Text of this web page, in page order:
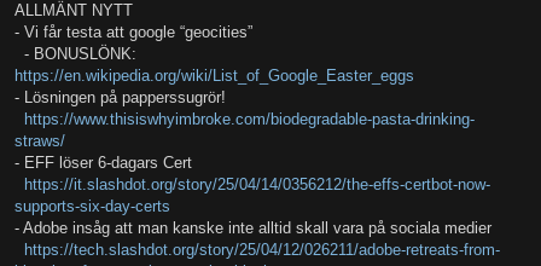
ALLMÄNT NYTT
- Vi får testa att google “geocities”
- BONUSLÖNK:
https://en.wikipedia.org/wiki/List_of_Google_Easter_eggs
- Lösningen på papperssugrör!
https://www.thisiswhyimbroke.com/biodegradable-pasta-drinking-
straws/
- EFF löser 6-dagars Cert
https://it.slashdot.org/story/25/04/14/0356212/the-effs-certbot-now-
supports-six-day-certs
- Adobe insåg att man kanske inte alltid skall vara på sociala medier
https://tech.slashdot.org/story/25/04/12/026211/adobe-retreats-from-